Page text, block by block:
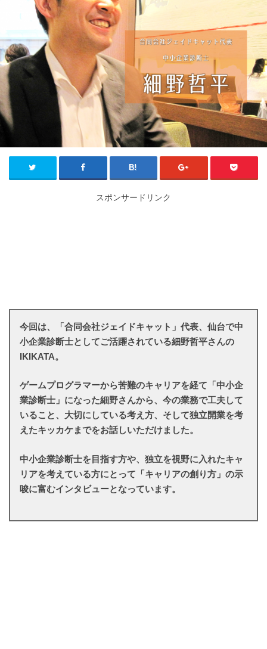
スポンサードリンク
今回は、「合同会社ジェイドキャット」代表、仙台で中
小企業診断士としてご活躍されている細野哲平さんの
IKIKATA。
ゲームプログラマーから苦難のキャリアを経て「中小企
業診断士」になった細野さんから、今の業務で工夫して
いること、大切にしている考え方、そして独立開業を考
えたキッカケまでをお話しいただけました。
中小企業診断士を目指す方や、独立を視野に入れたキャ
リアを考えている方にとって「キャリアの創り方」の示
唆に富むインタビューとなっています。